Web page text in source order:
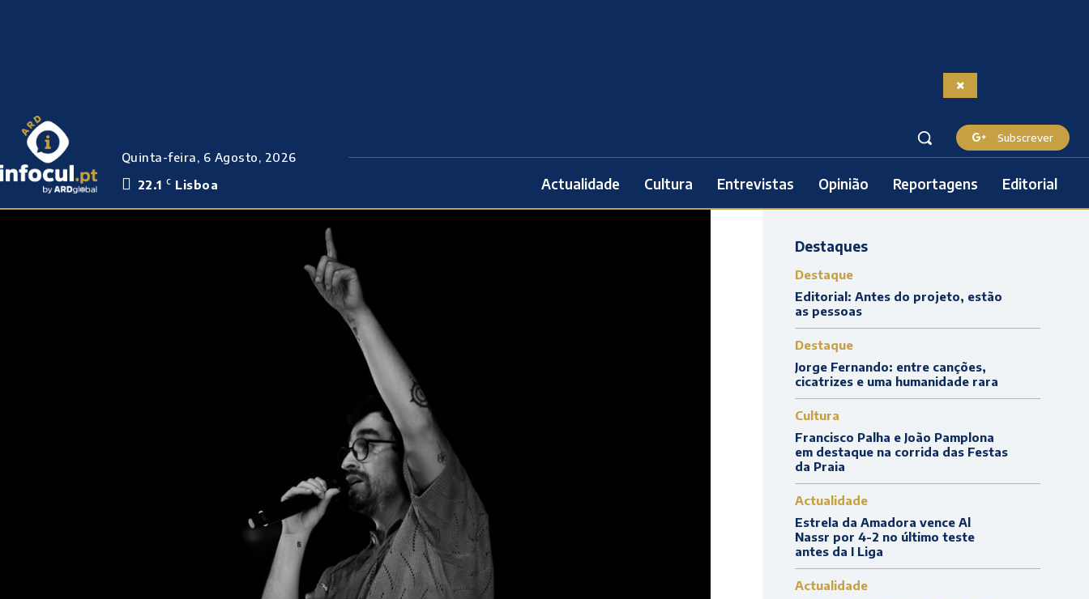
Quinta-feira, 6 Agosto, 2026
22.1 C Lisboa
Subscrever
Actualidade Cultura Entrevistas Opinião Reportagens Editorial
Destaques
Destaque
Editorial: Antes do projeto, estão
as pessoas
Destaque
Jorge Fernando: entre canções,
cicatrizes e uma humanidade rara
Cultura
Francisco Palha e João Pamplona
em destaque na corrida das Festas
da Praia
Actualidade
Estrela da Amadora vence Al
Nassr por 4-2 no último teste
antes da I Liga
Actualidade